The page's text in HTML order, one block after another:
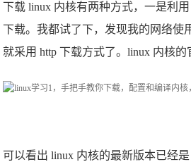
下载 linux 内核有两种方式，一是利
下载。我都试了下，发现我的网络使
就采用 http 下载方式了。linux 内核的
可以看出 linux 内核的最新版本已经